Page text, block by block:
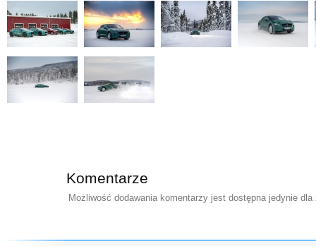
Komentarze
Możliwość dodawania komentarzy jest dostępna jedynie